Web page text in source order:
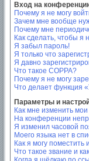
Вход на
Почему я не могу
Зачем мне вообще
Почему мне
Как сделать, чтобы я
Я забыл пароль!
Я только что
Я давно
Что такое COPPA?
Почему я не могу
Что делает функция
Параметры и
Как мне изменить
На конференции
Я изменил часовой
Моего языка нет в
Как я могу
Что такое звание и